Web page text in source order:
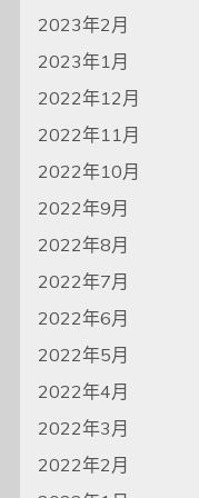
2023年2月
2023年1月
2022年12月
2022年11月
2022年10月
2022年9月
2022年8月
2022年7月
2022年6月
2022年5月
2022年4月
2022年3月
2022年2月